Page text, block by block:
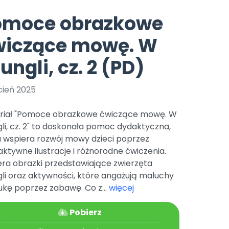
Archiwalne numery
Pomoc
Nowości
Zapowiedzi
czerwca 2024 r. uzyskała
r. Nr decyzji:
Online.
Pomoc zwierzętom
Książka (dla) Przedszkolaka
Promowanie czytelnictwa
TikTok
Zobacz nas na TikToku
YouTube
Filmy edukacyjne
obrazkowe
mowę. W
cz. 2 (PD)
2025
"Pomoce obrazkowe ćwiczące mowę. W
cz. 2" to doskonała pomoc dydaktyczna,
rozwój mowy dzieci poprzez
ilustracje i różnorodne ćwiczenia.
obrazki przedstawiające zwierzęta
oraz aktywności, które angażują maluchy
poprzez zabawę. Co z... więcej
Pobierz